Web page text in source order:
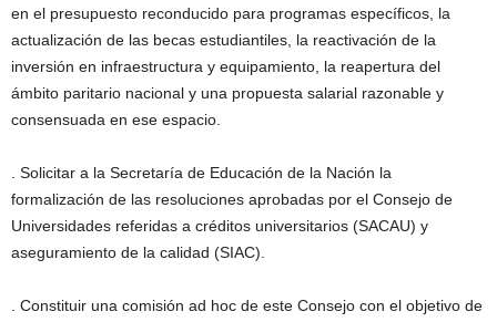
en el presupuesto reconducido para programas específicos, la
actualización de las becas estudiantiles, la reactivación de la
inversión en infraestructura y equipamiento, la reapertura del
ámbito paritario nacional y una propuesta salarial razonable y
consensuada en ese espacio.
. Solicitar a la Secretaría de Educación de la Nación la
formalización de las resoluciones aprobadas por el Consejo de
Universidades referidas a créditos universitarios (SACAU) y
aseguramiento de la calidad (SIAC).
. Constituir una comisión ad hoc de este Consejo con el objetivo de